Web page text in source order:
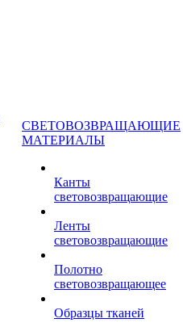
СВЕТОВОЗВРАЩАЮЩИЕ
МАТЕРИАЛЫ
Канты
световозвращающие
Ленты
световозвращающие
Полотно
световозвращающее
Образцы тканей